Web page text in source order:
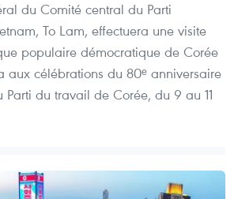
du Comité central du Parti
To Lam, effectuera une visite
populaire démocratique de Corée
aux célébrations du 80ᵉ anniversaire
du travail de Corée, du 9 au 11